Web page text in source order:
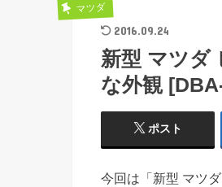
マツダ
2016.09.24
新型 マツダ
な外観
ポスト
今回は「新型 マツ